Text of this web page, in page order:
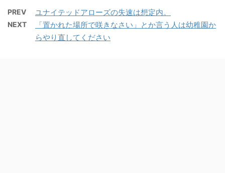
PREV ユナイテッドアローズの失速は想定内。
NEXT
「置かれた場所で咲きなさい」とか言う人は幼稚園か
らやり直してください